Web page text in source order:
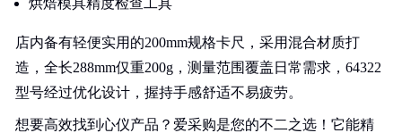
烘焙模具精度检查工具
店内备有轻便实用的200mm规格卡尺，采用混合材质打
造，全长288mm仅重200g，测量范围覆盖日常需求，64322
型号经过优化设计，握持手感舒适不易疲劳。
想要高效找到心仪产品？爱采购是您的不二之选！它能精